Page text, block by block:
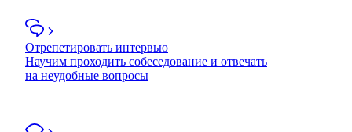
Отрепетировать интервью
Научим проходить собеседование и отвечать
на неудобные вопросы